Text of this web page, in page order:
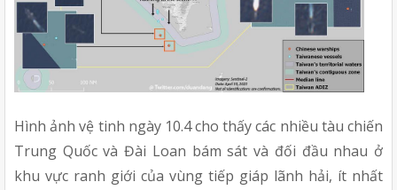
Hình ảnh vệ tinh ngày 10.4 cho thấy các nhiều tàu chiến
Trung Quốc và Đài Loan bám sát và đối đầu nhau ở
khu vực ranh giới của vùng tiếp giáp lãnh hải, ít nhất